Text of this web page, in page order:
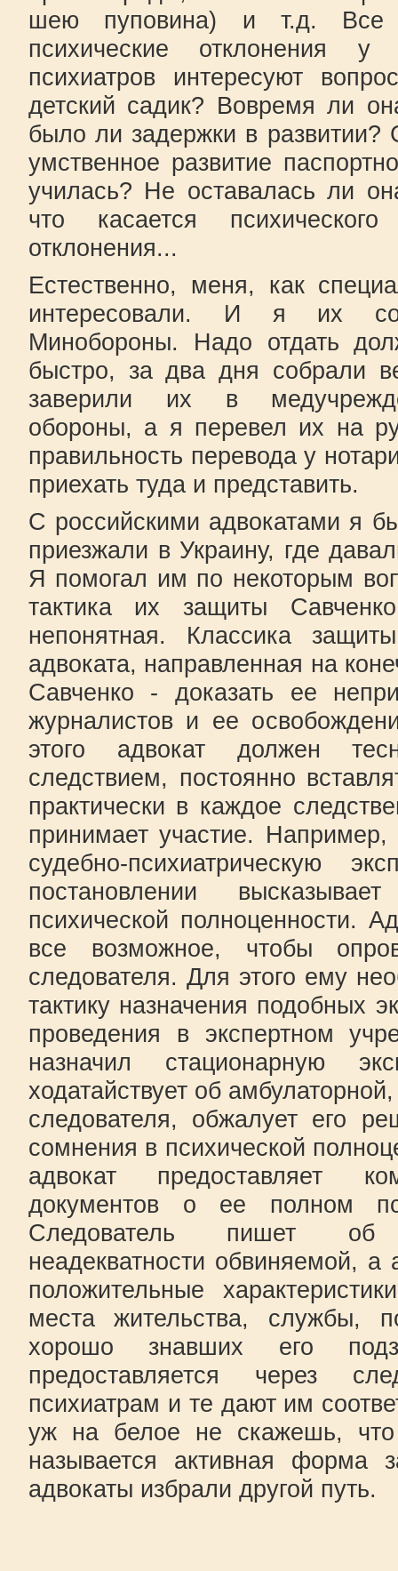
шею пуповина) и т.д. Все
психические отклонения у
психиатров интересуют
детский садик? Вовремя ли
было ли задержки в развитии?
умственное развитие
училась? Не оставалась ли
что касается психического
отклонения...
Естественно, меня, как
интересовали. И я их
Минобороны. Надо отдать
быстро, за два дня собрали
заверили их в
обороны, а я перевел их на
правильность перевода у
приехать туда и представить.
С российскими адвокатами я
приезжали в Украину, где
Я помогал им по некоторым
тактика их защиты
непонятная. Классика
адвоката, направленная на
Савченко - доказать ее
журналистов и ее
этого адвокат должен
следствием, постоянно
практически в каждое
принимает участие. Например,
судебно-психиатрическую
постановлении
психической полноценности.
все возможное, чтобы
следователя. Для этого ему
тактику назначения подобных
проведения в экспертном
назначил стационарную
ходатайствует об
следователя, обжалует его
сомнения в психической
адвокат предоставляет
документов о ее полном
Следователь пишет об
неадекватности обвиняемой, а
положительные
места жительства, службы,
хорошо знавших его
предоставляется через
психиатрам и те дают им
уж на белое не скажешь,
называется активная форма
адвокаты избрали другой путь.